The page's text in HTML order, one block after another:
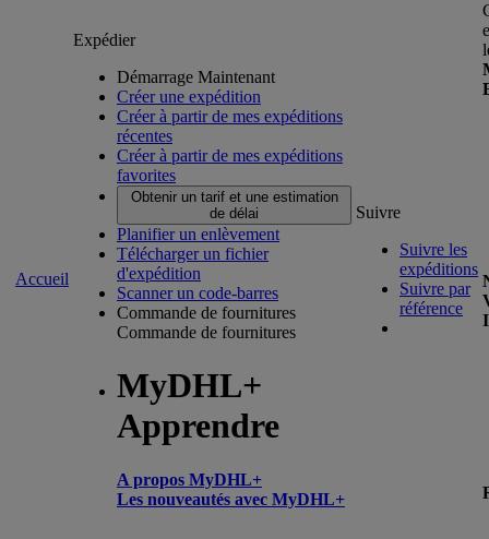
Accueil
Expédier
Démarrage Maintenant
Créer une expédition
Créer à partir de mes expéditions
récentes
Créer à partir de mes expéditions
favorites
Obtenir un tarif et une estimation
de délai
Planifier un enlèvement
Télécharger un fichier
d'expédition
Scanner un code-barres
Commande de fournitures
Commande de fournitures
MyDHL+
Apprendre
A propos MyDHL+
Les nouveautés avec MyDHL+
Suivre
Suivre les
expéditions
Suivre par
référence